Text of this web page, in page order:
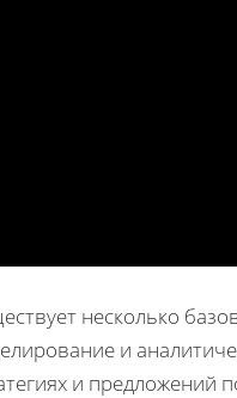
несколько
и
и предложений